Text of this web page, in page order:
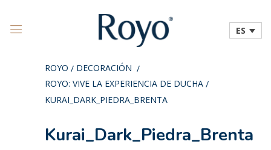
ES
ROYO / DECORACIÓN /
ROYO: VIVE LA EXPERIENCIA DE DUCHA /
KURAI_DARK_PIEDRA_BRENTA
Kurai_Dark_Piedra_Brenta